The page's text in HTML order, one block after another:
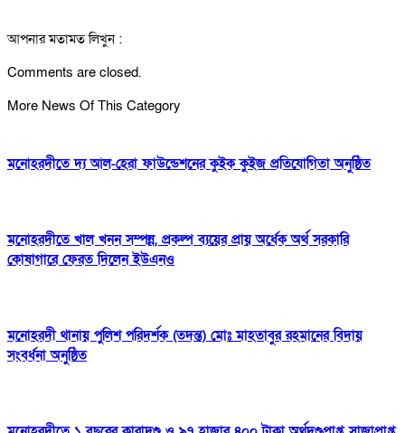
আপনার মতামত লিখুন :
Comments are closed.
More News Of This Category
মনোহরদীতে দ্য আল-হেরা ফাউন্ডেশনের কুইক কুইজ প্রতিযোগিতা অনুষ্ঠিত
মনোহরদীতে খাল খনন সম্পন্ন, প্রকল্প ব্যয়ের প্রায় অর্ধেক অর্থ সরকারি
কোষাগারে ফেরত দিলেন ইউএনও
মনোহরদী থানায় পুলিশ পরিদর্শক (তদন্ত) মোঃ মাহতাবুর রহমানের বিদায়
সংবর্ধনা অনুষ্ঠিত